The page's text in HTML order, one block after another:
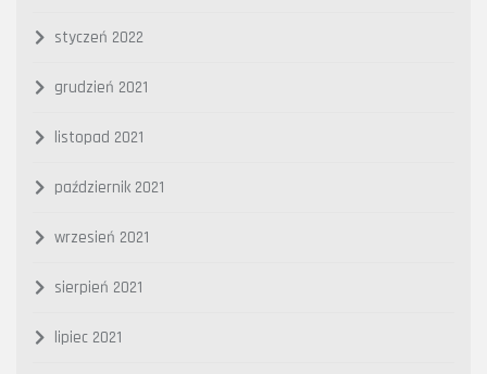
styczeń 2022
grudzień 2021
listopad 2021
październik 2021
wrzesień 2021
sierpień 2021
lipiec 2021